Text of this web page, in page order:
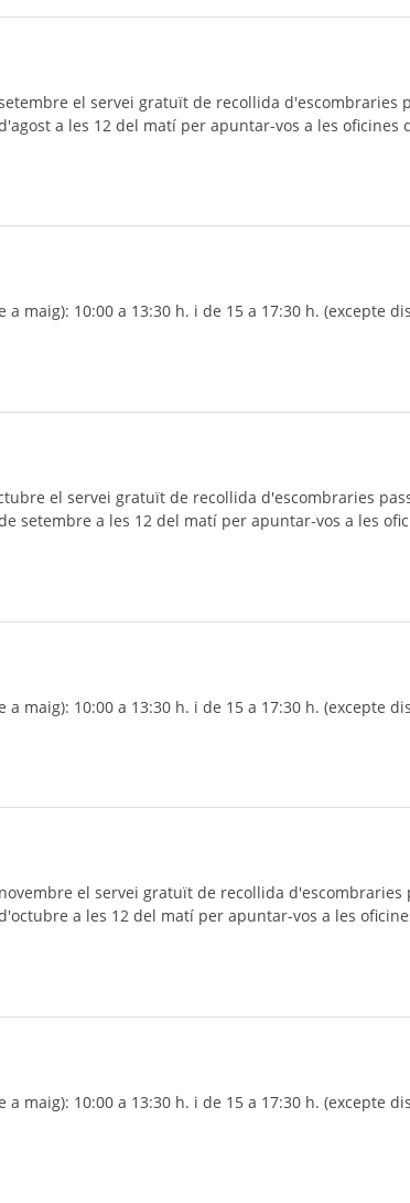
el servei gratuït de recollida d'escombraries
a les 12 del matí per apuntar-vos a les
a maig): 10:00 a 13:30 h. i de 15 a 17:30 h. (excepte
el servei gratuït de recollida d'escombraries
setembre a les 12 del matí per apuntar-vos a les
a maig): 10:00 a 13:30 h. i de 15 a 17:30 h. (excepte
el servei gratuït de recollida d'escombraries
a les 12 del matí per apuntar-vos a les
a maig): 10:00 a 13:30 h. i de 15 a 17:30 h. (excepte